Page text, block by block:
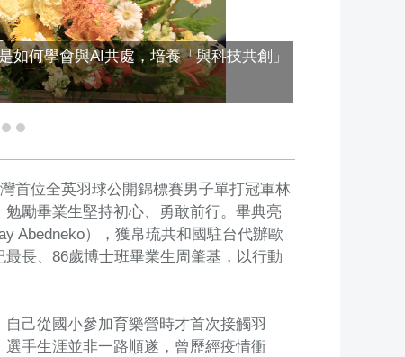
何學會與AI共處，培養「與科技共創」
首位全英羽球公開錦標賽男子單打冠軍林
勵畢業生堅持初心、勇敢前行。畢典亮
Abedneko），獲帛琉共和國駐台代辦歐
長、86歲博士班畢業生周肇基，以行動
己從國小參加育樂營時才首次接觸羽
手生涯並非一路順遂，曾歷經疫情衝